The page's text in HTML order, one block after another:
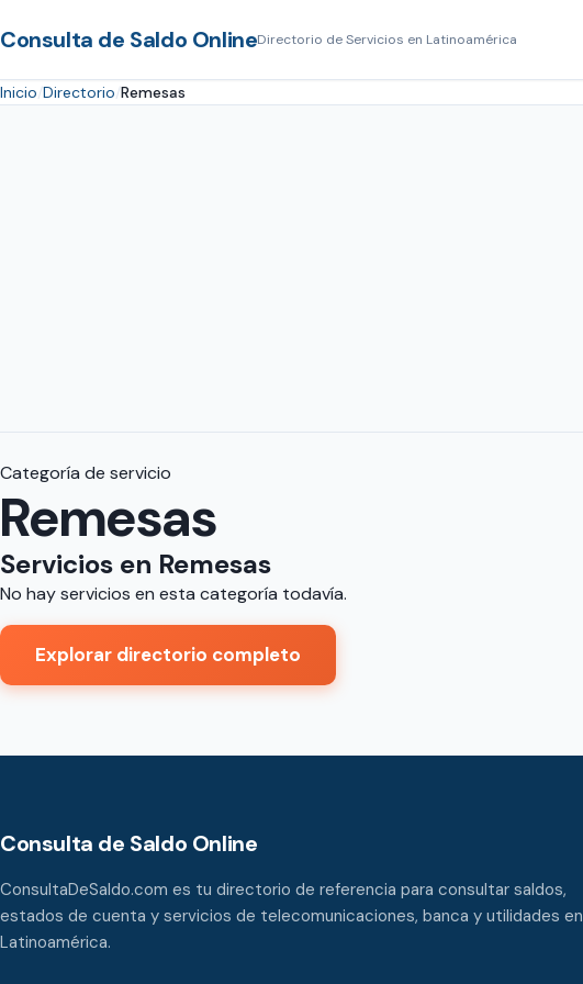
Consulta de Saldo OnlineDirectorio de Servicios en Latinoamérica
Inicio Directorio Remesas
Categoría de servicio
Remesas
Servicios en Remesas
No hay servicios en esta categoría todavía.
Explorar directorio completo
Consulta de Saldo Online
ConsultaDeSaldo.com es tu directorio de referencia para consultar saldos,
estados de cuenta y servicios de telecomunicaciones, banca y utilidades en
Latinoamérica.